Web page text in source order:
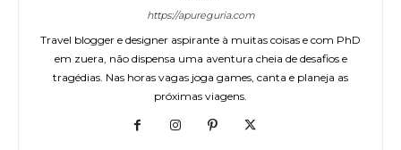
https://apureguria.com
Travel blogger e designer aspirante à muitas coisas e com PhD
em zuera, não dispensa uma aventura cheia de desafios e
tragédias. Nas horas vagas joga games, canta e planeja as
próximas viagens.